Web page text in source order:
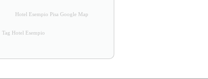
Hotel Esempio Pisa Google Map
Tag Hotel Esempio